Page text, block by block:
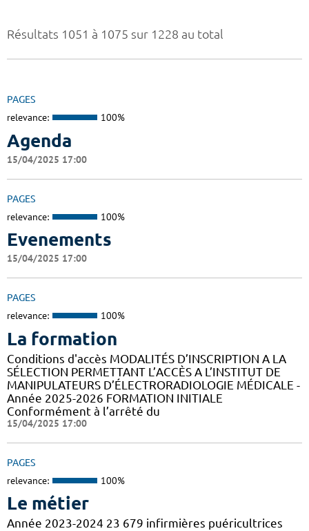
Résultats 1051 à 1075 sur 1228 au total
PAGES
relevance: 100%
Agenda
15/04/2025 17:00
PAGES
relevance: 100%
Evenements
15/04/2025 17:00
PAGES
relevance: 100%
La formation
Conditions d'accès MODALITÉS D’INSCRIPTION A LA
SÉLECTION PERMETTANT L’ACCÈS A L’INSTITUT DE
MANIPULATEURS D’ÉLECTRORADIOLOGIE MÉDICALE -
Année 2025-2026 FORMATION INITIALE
Conformément à l’arrêté du
15/04/2025 17:00
PAGES
relevance: 100%
Le métier
Année 2023-2024 23 679 infirmières puéricultrices